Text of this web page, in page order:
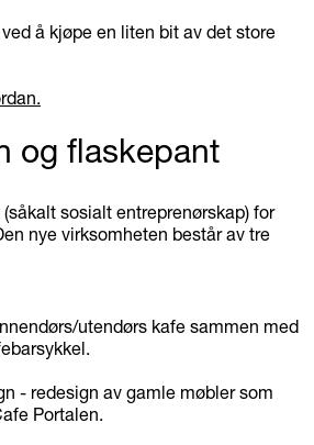
å kjøpe en liten bit av det store
og flaskepant
sosialt entreprenørskap) for
nye virksomheten består av tre
utendørs kafe sammen med
- redesign av gamle møbler som
Portalen.